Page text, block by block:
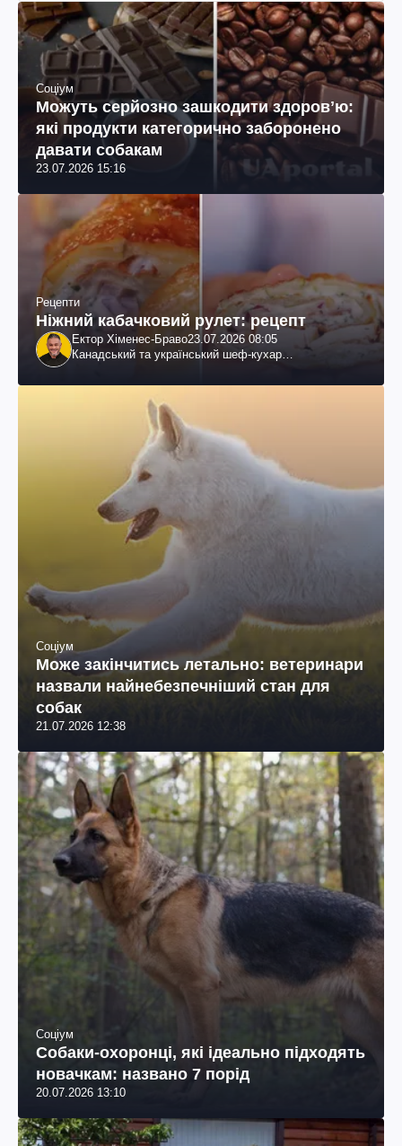
Соціум
Можуть серйозно зашкодити здоровʼю:
які продукти категорично заборонено
давати собакам
23.07.2026 15:16
Рецепти
Ніжний кабачковий рулет: рецепт
Ектор Хіменес-Браво23.07.2026 08:05
Канадський та український шеф-кухар
Соціум
Може закінчитись летально: ветеринари
назвали найнебезпечніший стан для
собак
21.07.2026 12:38
Соціум
Собаки-охоронці, які ідеально підходять
новачкам: названо 7 порід
20.07.2026 13:10